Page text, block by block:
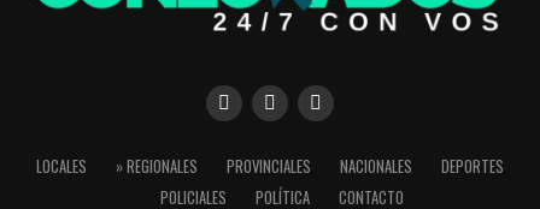
LOCALES » REGIONALES PROVINCIALES NACIONALES
DEPORTES
POLICIALES
POLÍTICA CONTACTO